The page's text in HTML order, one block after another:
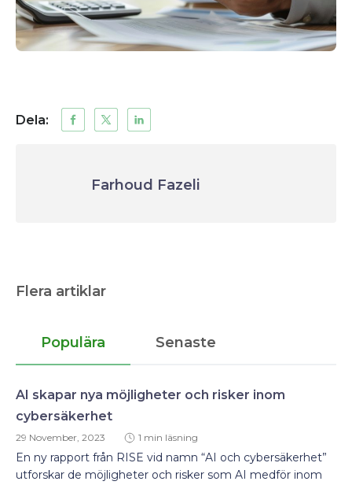
Dela:
Farhoud Fazeli
Flera artiklar
Populära Senaste
AI skapar nya möjligheter och risker inom
cybersäkerhet
29 November, 2023 1 min läsning
En ny rapport från RISE vid namn “AI och cybersäkerhet”
utforskar de möjligheter och risker som AI medför inom